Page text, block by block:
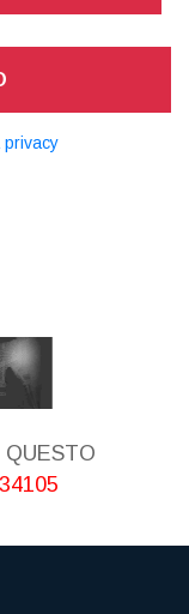
privacy
QUESTO